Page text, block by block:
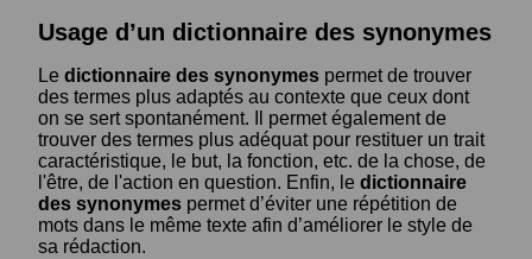
Usage d’un dictionnaire des synonymes
Le dictionnaire des synonymes permet de trouver
des termes plus adaptés au contexte que ceux dont
on se sert spontanément. Il permet également de
trouver des termes plus adéquat pour restituer un trait
caractéristique, le but, la fonction, etc. de la chose, de
l'être, de l'action en question. Enfin, le dictionnaire
des synonymes permet d’éviter une répétition de
mots dans le même texte afin d’améliorer le style de
sa rédaction.